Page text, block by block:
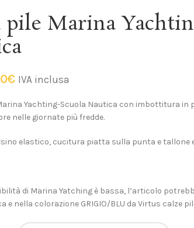
pile Marina
€ IVA inclusa
Yachting-Scuola Nautica con imbottitura in
nelle giornate più fredde.
elastico, cucitura piatta sulla punta e tallone
di Marina Yatching è bassa, l’articolo
e nella colorazione GRIGIO/BLU da Virtus calze